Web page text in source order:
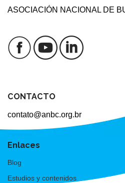
ASOCIACIÓN NACIONAL DE
CONTACTO
contato@anbc.org.br
Enlaces
Blog
Estudios y contenidos